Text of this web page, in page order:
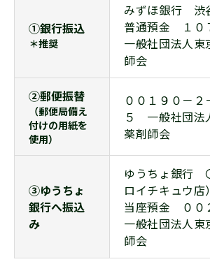
①銀行振込
＊推奨
みずほ銀行 渋
普通預金 １０
一般社団法人東
師会
②郵便振替
（郵便局備え
付けの用紙を
使用）
００１９０－２
５ 一般社団法
薬剤師会
③ゆうちょ
銀行へ振込
み
ゆうちょ銀行
ロイチキュウ店）
当座預金 ００
一般社団法人東
師会